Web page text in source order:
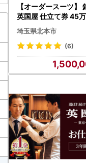
【オーダースーツ】
英国屋 仕立て券 45
プレゼント用包装| ビ
ススーツ メンズ
埼玉県北本市
(6)